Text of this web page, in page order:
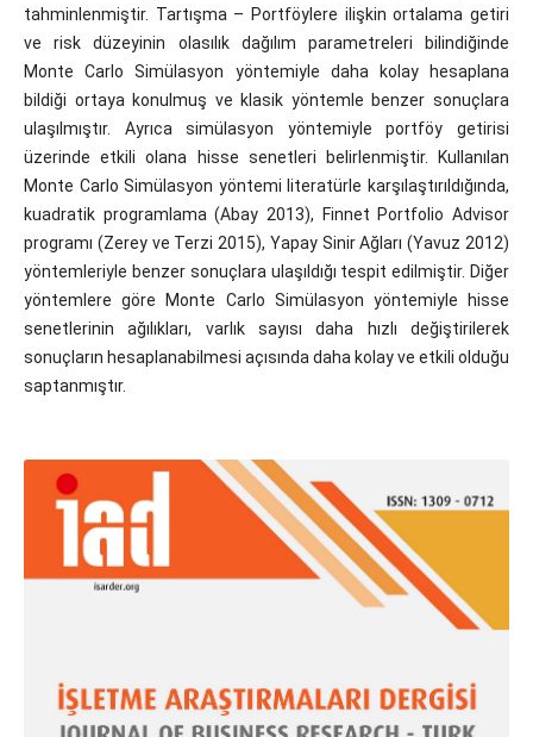
tahminlenmiştir. Tartışma – Portföylere ilişkin ortalama getiri
ve risk düzeyinin olasılık dağılım parametreleri bilindiğinde
Monte Carlo Simülasyon yöntemiyle daha kolay hesaplana
bildiği ortaya konulmuş ve klasik yöntemle benzer sonuçlara
ulaşılmıştır. Ayrıca simülasyon yöntemiyle portföy getirisi
üzerinde etkili olana hisse senetleri belirlenmiştir. Kullanılan
Monte Carlo Simülasyon yöntemi literatürle karşılaştırıldığında,
kuadratik programlama (Abay 2013), Finnet Portfolio Advisor
programı (Zerey ve Terzi 2015), Yapay Sinir Ağları (Yavuz 2012)
yöntemleriyle benzer sonuçlara ulaşıldığı tespit edilmiştir. Diğer
yöntemlere göre Monte Carlo Simülasyon yöntemiyle hisse
senetlerinin ağılıkları, varlık sayısı daha hızlı değiştirilerek
sonuçların hesaplanabilmesi açısında daha kolay ve etkili olduğu
saptanmıştır.